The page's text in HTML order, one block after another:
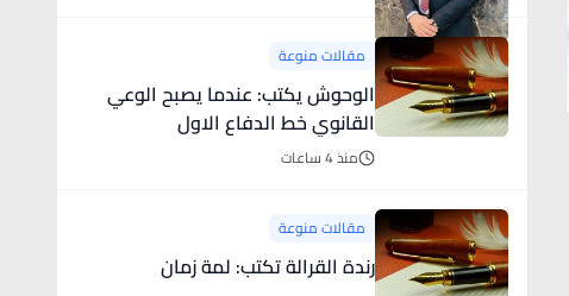
مقالات منوعة
الوحوش يكتب: عندما يصبح الوعي
القانوي خط الدفاع الاول
منذ 4 ساعات
مقالات منوعة
رندة القرالة تكتب: لمة زمان